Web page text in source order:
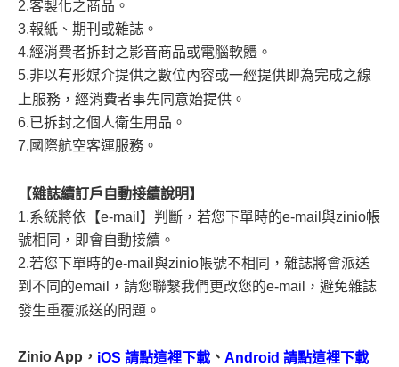
2.客製化之商品。
3.報紙、期刊或雜誌。
4.經消費者拆封之影音商品或電腦軟體。
5.非以有形媒介提供之數位內容或一經提供即為完成之線
上服務，經消費者事先同意始提供。
6.已拆封之個人衛生用品。
7.國際航空客運服務。
【雜誌續訂戶自動接續說明】
1.系統將依【e-mail】判斷，若您下單時的e-mail與zinio帳
號相同，即會自動接續。
2.若您下單時的e-mail與zinio帳號不相同，雜誌將會派送
到不同的email，請您聯繫我們更改您的e-mail，避免雜誌
發生重覆派送的問題。
Zinio App， iOS 請點這裡下載 、 Android 請點這裡下載